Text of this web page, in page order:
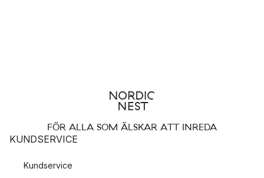
FÖR ALLA SOM ÄLSKAR ATT INREDA
KUNDSERVICE
Kundservice